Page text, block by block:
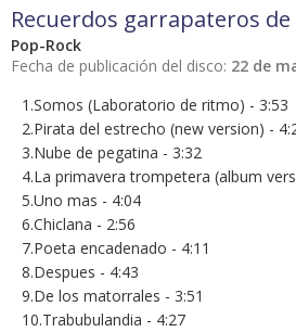
Recuerdos garrapateros
Pop-Rock
Fecha de publicación del disco: 22 de
1.Somos (Laboratorio de ritmo) - 3:53
2.Pirata del estrecho (new version) -
3.Nube de pegatina - 3:32
4.La primavera trompetera (album
5.Uno mas - 4:04
6.Chiclana - 2:56
7.Poeta encadenado - 4:11
8.Despues - 4:43
9.De los matorrales - 3:51
10.Trabubulandia - 4:27